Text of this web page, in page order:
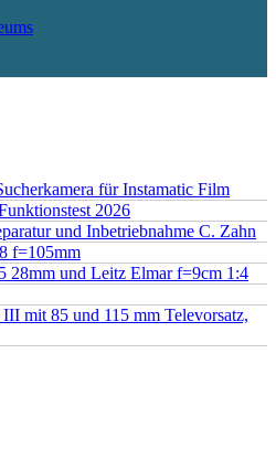
für Instamatic Film
2026
und Inbetriebnahme C. Zahn
f=105mm
und Leitz Elmar f=9cm 1:4
mit 85 und 115 mm Televorsatz,